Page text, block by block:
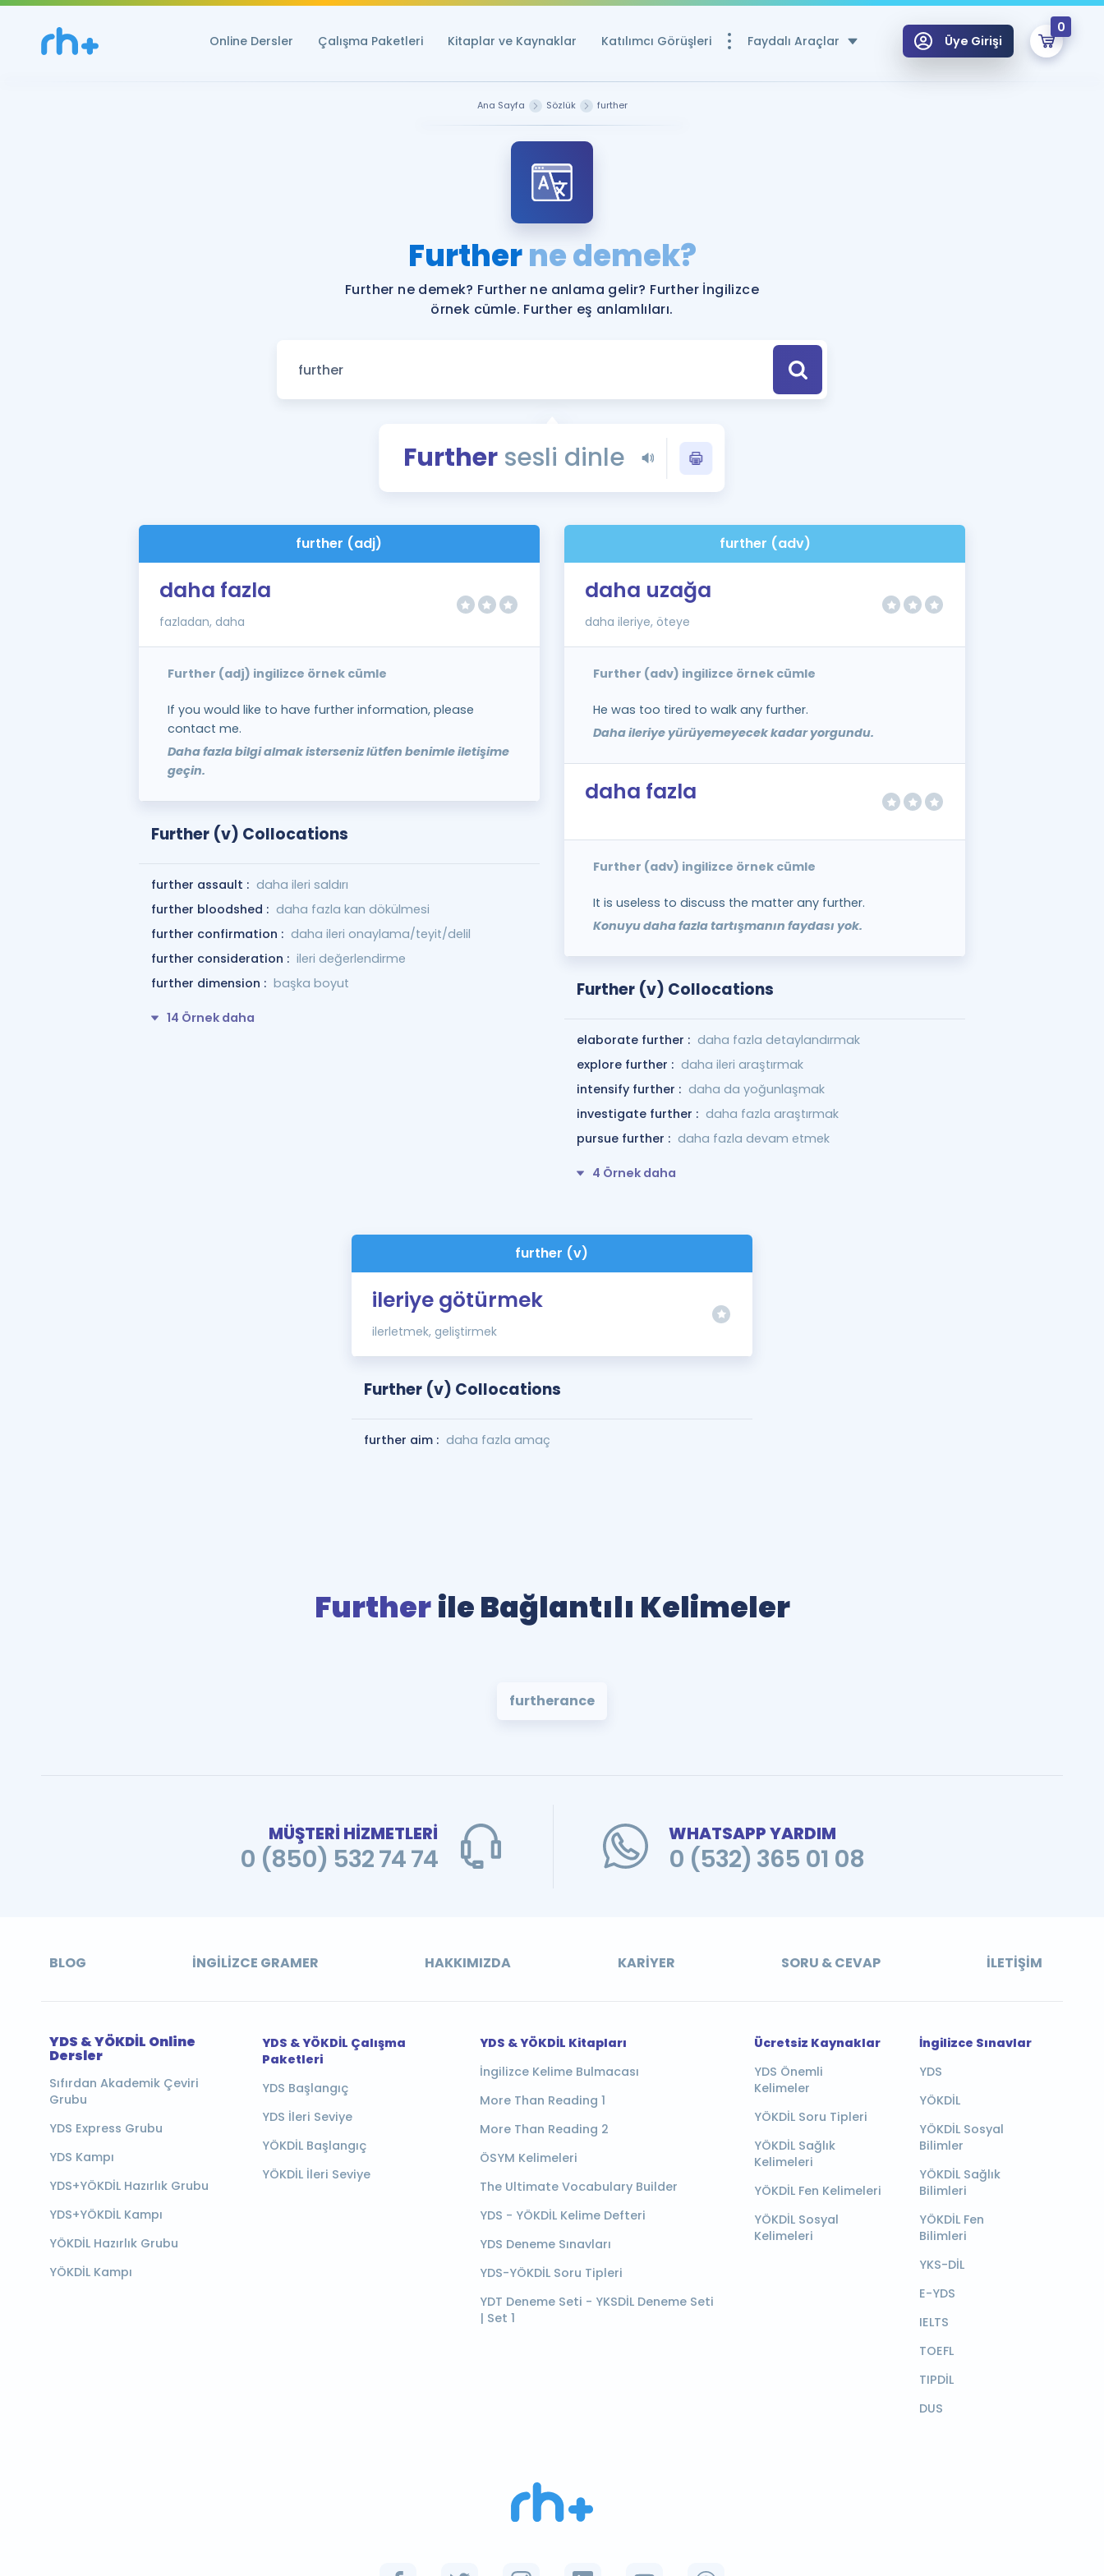
Online Dersler Çalışma Paketleri Kitaplar ve Kaynaklar Katılımcı Görüşleri Faydalı Araçlar
YDS ve YÖKDİL Puan Hesaplama Aracı
Rehberlik Aracı
YDS ve YÖKDİL'e Hazırlananlar için Öneriler
Tüm ÖSYM Sınavları Tek Takvimde
YDS - YÖKDİL Tüm Sınavlarla İlgili Haberler
İngilizce Gramer
Üye Girişi
0
Ana Sayfa Sözlük further
Furtherne demek?
Further ne demek? Further ne anlama gelir? Further İngilizce
örnek cümle. Further eş anlamlıları.
Further sesli dinle
further (adj)
daha fazla
fazladan, daha
Further (adj) ingilizce örnek cümle
If you would like to have further information, please
contact me.
Daha fazla bilgi almak isterseniz lütfen benimle iletişime
geçin.
Further (v) Collocations
further assault : daha ileri saldırı
further bloodshed : daha fazla kan dökülmesi
further confirmation : daha ileri onaylama/teyit/delil
further consideration : ileri değerlendirme
further dimension : başka boyut
14 Örnek daha
further (adv)
daha uzağa
daha ileriye, öteye
Further (adv) ingilizce örnek cümle
He was too tired to walk any further.
Daha ileriye yürüyemeyecek kadar yorgundu.
daha fazla
Further (adv) ingilizce örnek cümle
It is useless to discuss the matter any further.
Konuyu daha fazla tartışmanın faydası yok.
Further (v) Collocations
elaborate further : daha fazla detaylandırmak
explore further : daha ileri araştırmak
intensify further : daha da yoğunlaşmak
investigate further : daha fazla araştırmak
pursue further : daha fazla devam etmek
4 Örnek daha
further (v)
ileriye götürmek
ilerletmek, geliştirmek
Further (v) Collocations
further aim : daha fazla amaç
Furtherile Bağlantılı Kelimeler
furtherance
MÜŞTERİ HİZMETLERİ
0 (850) 532 74 74
WHATSAPP YARDIM
0 (532) 365 01 08
BLOG İNGILIZCE GRAMER HAKKIMIZDA KARIYER SORU & CEVAP İLETIŞIM
YDS & YÖKDİL Online
Dersler
Sıfırdan Akademik Çeviri
Grubu
YDS Express Grubu
YDS Kampı
YDS+YÖKDİL Hazırlık Grubu
YDS+YÖKDİL Kampı
YÖKDİL Hazırlık Grubu
YÖKDİL Kampı
YDS & YÖKDİL Çalışma
Paketleri
YDS Başlangıç
YDS İleri Seviye
YÖKDİL Başlangıç
YÖKDİL İleri Seviye
YDS & YÖKDİL Kitapları
İngilizce Kelime Bulmacası
More Than Reading 1
More Than Reading 2
ÖSYM Kelimeleri
The Ultimate Vocabulary Builder
YDS - YÖKDİL Kelime Defteri
YDS Deneme Sınavları
YDS-YÖKDİL Soru Tipleri
YDT Deneme Seti - YKSDİL Deneme Seti
| Set 1
Ücretsiz Kaynaklar
YDS Önemli
Kelimeler
YÖKDİL Soru Tipleri
YÖKDİL Sağlık
Kelimeleri
YÖKDİL Fen Kelimeleri
YÖKDİL Sosyal
Kelimeleri
İngilizce Sınavlar
YDS
YÖKDİL
YÖKDİL Sosyal
Bilimler
YÖKDİL Sağlık
Bilimleri
YÖKDİL Fen
Bilimleri
YKS-DİL
E-YDS
IELTS
TOEFL
TIPDİL
DUS